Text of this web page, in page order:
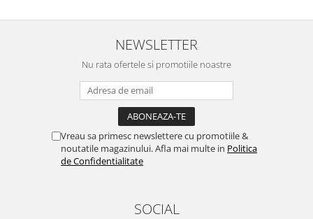
NEWSLETTER
Nu rata ofertele si promotiile noastre
Vreau sa primesc newslettere cu promotiile &
noutatile magazinului. Afla mai multe in Politica
de Confidentialitate
SOCIAL